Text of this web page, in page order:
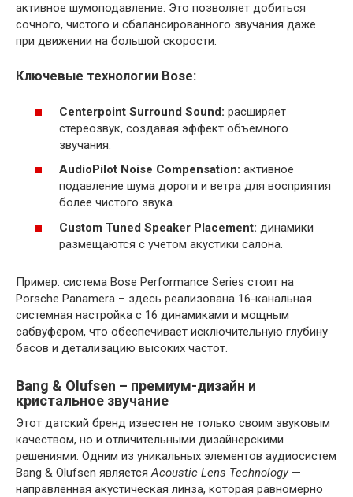
активное шумоподавление. Это позволяет добиться
сочного, чистого и сбалансированного звучания даже
при движении на большой скорости.
Ключевые технологии Bose:
Centerpoint Surround Sound: расширяет
стереозвук, создавая эффект объёмного
звучания.
AudioPilot Noise Compensation: активное
подавление шума дороги и ветра для восприятия
более чистого звука.
Custom Tuned Speaker Placement: динамики
размещаются с учетом акустики салона.
Пример: система Bose Performance Series стоит на
Porsche Panamera – здесь реализована 16-канальная
системная настройка с 16 динамиками и мощным
сабвуфером, что обеспечивает исключительную глубину
басов и детализацию высоких частот.
Bang & Olufsen – премиум-дизайн и
кристальное звучание
Этот датский бренд известен не только своим звуковым
качеством, но и отличительными дизайнерскими
решениями. Одним из уникальных элементов аудиосистем
Bang & Olufsen являетсяAcoustic Lens Technology—
направленная акустическая линза, которая равномерно